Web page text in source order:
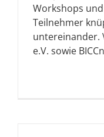
Workshops
Teilnehmer
untereinander.
e.V. sowie